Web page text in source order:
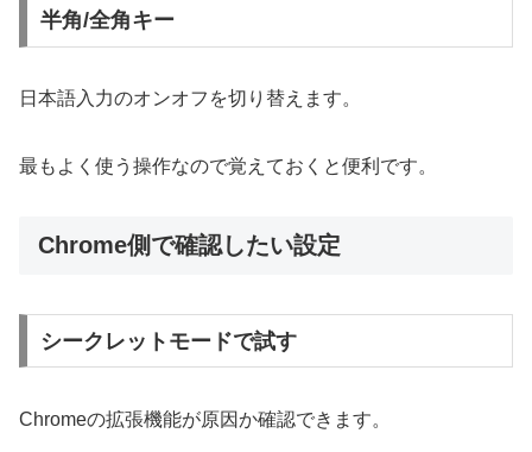
半角/全角キー
日本語入力のオンオフを切り替えます。
最もよく使う操作なので覚えておくと便利です。
Chrome側で確認したい設定
シークレットモードで試す
Chromeの拡張機能が原因か確認できます。